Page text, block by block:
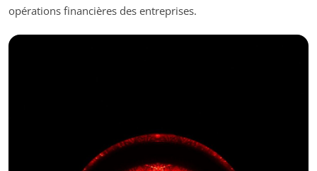
opérations financières des entreprises.